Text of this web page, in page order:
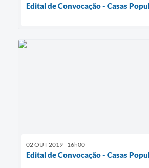
Edital de Convocação - Casas
02 OUT 2019 - 16h00
Edital de Convocação - Casas